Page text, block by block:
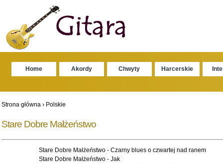
Home Akordy Chwyty Harcerskie
Strona główna› Polskie
Stare Dobre Małżeństwo
Stare Dobre Małżeństwo - Czarny blues o czwartej nad ranem
Stare Dobre Małżeństwo - Jak